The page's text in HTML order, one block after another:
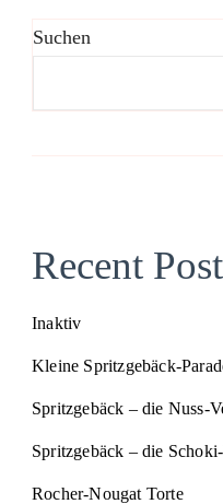
Suchen
Recent
Inaktiv
Kleine Spritzgebäck-
Spritzgebäck – die Nuss-
Spritzgebäck – die
Rocher-Nougat Torte